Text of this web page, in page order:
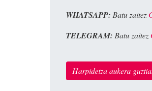
WHATSAPP: Batu zaitez
TELEGRAM: Batu zaitez
Harpidetza aukera